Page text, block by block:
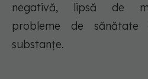
negativă, lipsă de
probleme de
substanțe.